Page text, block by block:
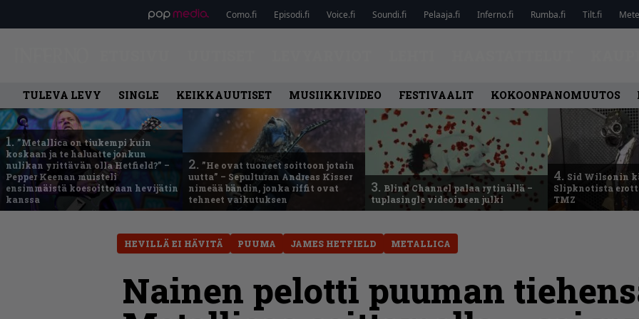
Como.fi Episodi.fi Voice.fi Soundi.fi Pelaaja.fi Inferno.fi Rumba.fi Tilt.fi
TULEVA LEVY SINGLE KEIKKAUUTISET MUSIIKKIVIDEO FESTIVAALIT KOKOONPANOMUUTOS
1. ”Metallica on tiukempi kuin
koskaan ja te haluatte jonkun
nulikan yrittävän olla Hetfield?” –
Pepper Keenan muisteli
ensimmäistä koesoittoaan hevijätin
kanssa
2. ”He ovat tuoneet soittoon jotain
uutta” – Sepulturan Andreas Kisser
nimeää bändin, jonka riffit ovat
tehneet vaikutuksen
3. Blind Channel palaa rytinällä –
tuplasingle videoineen julki
4. Sid Wilsonin
Slipknotista
TMZ
HEVILLÄ EI HÄVITÄ PUUMA JAMES HETFIELD METALLICA
Nainen pelotti puuman